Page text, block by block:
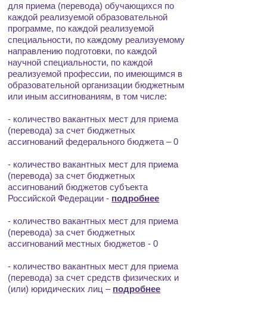
для приема (перевода) обучающихся по
каждой реализуемой образовательной
программе, по каждой реализуемой
специальности, по каждому реализуемому
направлению подготовки, по каждой
научной специальности, по каждой
реализуемой профессии, по имеющимся в
образовательной организации бюджетным
или иным ассигнованиям, в том числе:
- количество вакантных мест для приема
(перевода) за счет бюджетных
ассигнований федерального бюджета – 0
- количество вакантных мест для приема
(перевода) за счет бюджетных
ассигнований бюджетов субъекта
Российской Федерации - подробнее
- количество вакантных мест для приема
(перевода) за счет бюджетных
ассигнований местных бюджетов - 0
- количество вакантных мест для приема
(перевода) за счет средств физических и
(или) юридических лиц – подробнее